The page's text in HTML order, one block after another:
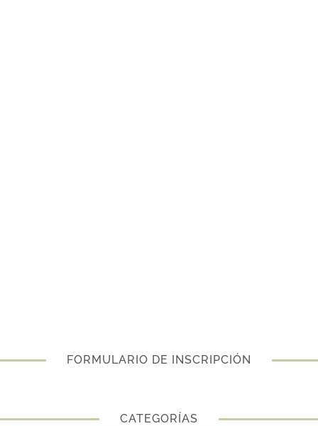
FORMULARIO DE INSCRIPCIÓN
CATEGORÍAS